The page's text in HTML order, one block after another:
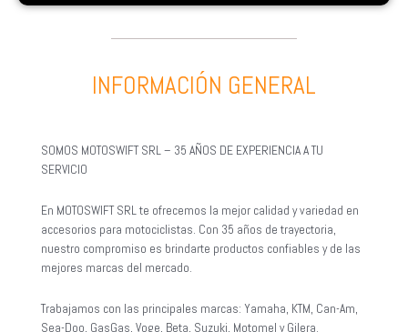
INFORMACIÓN GENERAL
SOMOS MOTOSWIFT SRL – 35 AÑOS DE EXPERIENCIA A TU
SERVICIO
En MOTOSWIFT SRL te ofrecemos la mejor calidad y variedad en
accesorios para motociclistas. Con 35 años de trayectoria,
nuestro compromiso es brindarte productos confiables y de las
mejores marcas del mercado.
Trabajamos con las principales marcas: Yamaha, KTM, Can-Am,
Sea-Doo, GasGas, Voge, Beta, Suzuki, Motomel y Gilera.